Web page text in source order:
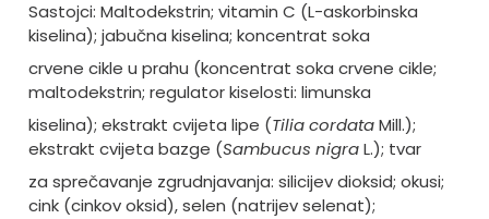
Sastojci: Maltodekstrin; vitamin C (L-askorbinska
kiselina); jabučna kiselina; koncentrat soka
crvene cikle u prahu (koncentrat soka crvene cikle;
maltodekstrin; regulator kiselosti: limunska
kiselina); ekstrakt cvijeta lipe (Tilia cordataMill.);
ekstrakt cvijeta bazge (Sambucus nigraL.); tvar
za sprečavanje zgrudnjavanja: silicijev dioksid; okusi;
cink (cinkov oksid), selen (natrijev selenat);